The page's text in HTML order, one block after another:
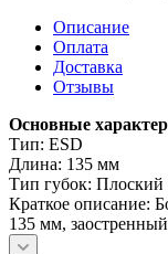
Описание
Оплата
Доставка
Отзывы
Основные
Тип: ESD
Длина: 135 мм
Тип губок: Плоский
Краткое описание:
135 мм,